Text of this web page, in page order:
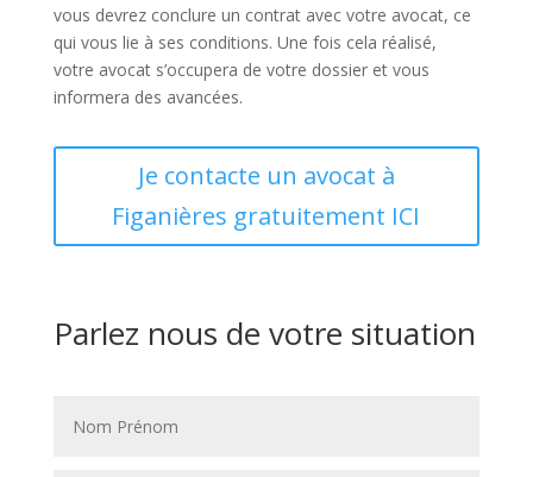
vous devrez conclure un contrat avec votre avocat, ce
qui vous lie à ses conditions. Une fois cela réalisé,
votre avocat s’occupera de votre dossier et vous
informera des avancées.
Je contacte un avocat à
Figanières gratuitement ICI
Parlez nous de votre situation